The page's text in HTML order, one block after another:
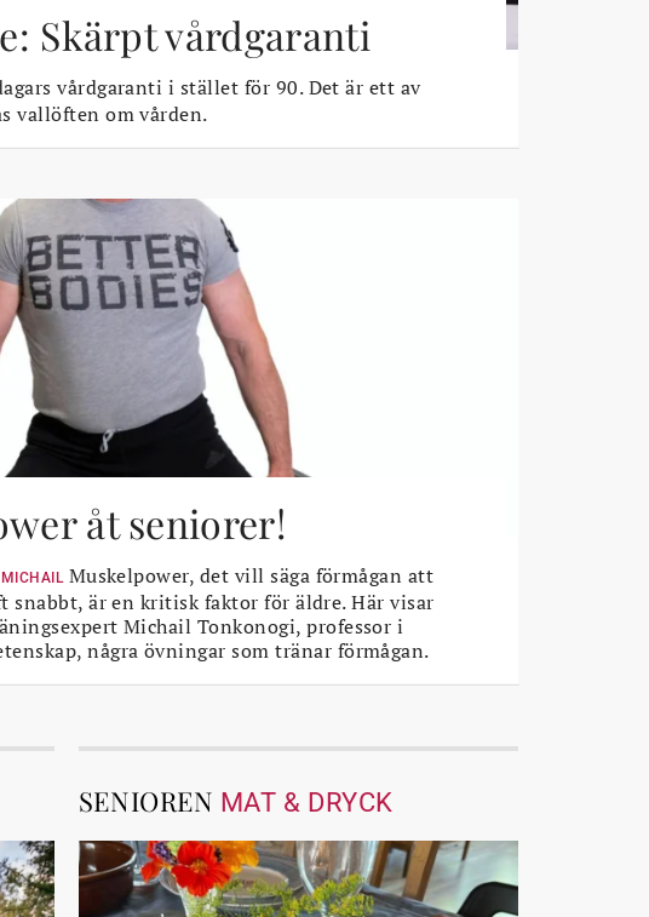
Skärpt vårdgaranti
vårdgaranti i stället för 90. Det är ett av
vallöften om vården.
åt seniorer!
Muskelpower, det vill säga förmågan att
snabbt, är en kritisk faktor för äldre. Här visar
Michail Tonkonogi, professor i
några övningar som tränar förmågan.
SENIOREN MAT & DRYCK